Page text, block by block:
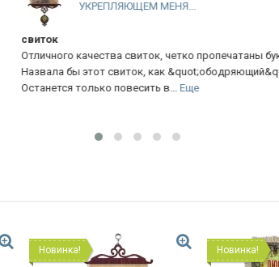
УКРЕПЛЯЮЩЕМ МЕНЯ...
свиток
Отличного качества свиток, четко пропечатаны буквы.
Назвала бы этот свиток, как &quot;ободряющий&quot;...
Останется только повесить в...Еще
Новинка! Новинка!